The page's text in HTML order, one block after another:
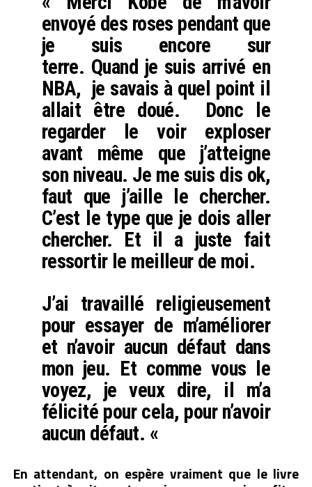
envoyé des roses pendant que
je suis encore sur
terre. Quand je suis arrivé en
NBA, je savais à quel point il
allait être doué. Donc le
regarder le voir exploser
avant même que j’atteigne
son niveau. Je me suis dis ok,
faut que j’aille le chercher.
C’est le type que je dois aller
chercher. Et il a juste fait
ressortir le meilleur de moi.
J’ai travaillé religieusement
pour essayer de m’améliorer
et n’avoir aucun défaut dans
mon jeu. Et comme vous le
voyez, je veux dire, il m’a
félicité pour cela, pour n’avoir
aucun défaut. «
En attendant, on espère vraiment que le livre